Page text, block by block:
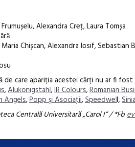
Alexandra Creț, Laura Tomșa
Chișcan, Alexandra Iosif, Sebastian
care apariția acestei cărți nu ar fi
,Alukonigstahl,IR Colours,Romanian
Angels,Popp şi Asociaţii,Speedwell,
Centrală Universitară „Carol I” / *Fb